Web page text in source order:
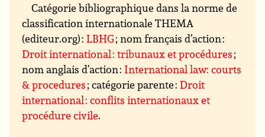
Catégorie bibliographique dans la norme de
classification internationale THEMA
(editeur.org) :LBHG; nom français d’action :
Droit international : tribunaux et procédures;
nom anglais d’action : International law: courts
& procedures; catégorie parente :Droit
international : conflits internationaux et
procédure civile.